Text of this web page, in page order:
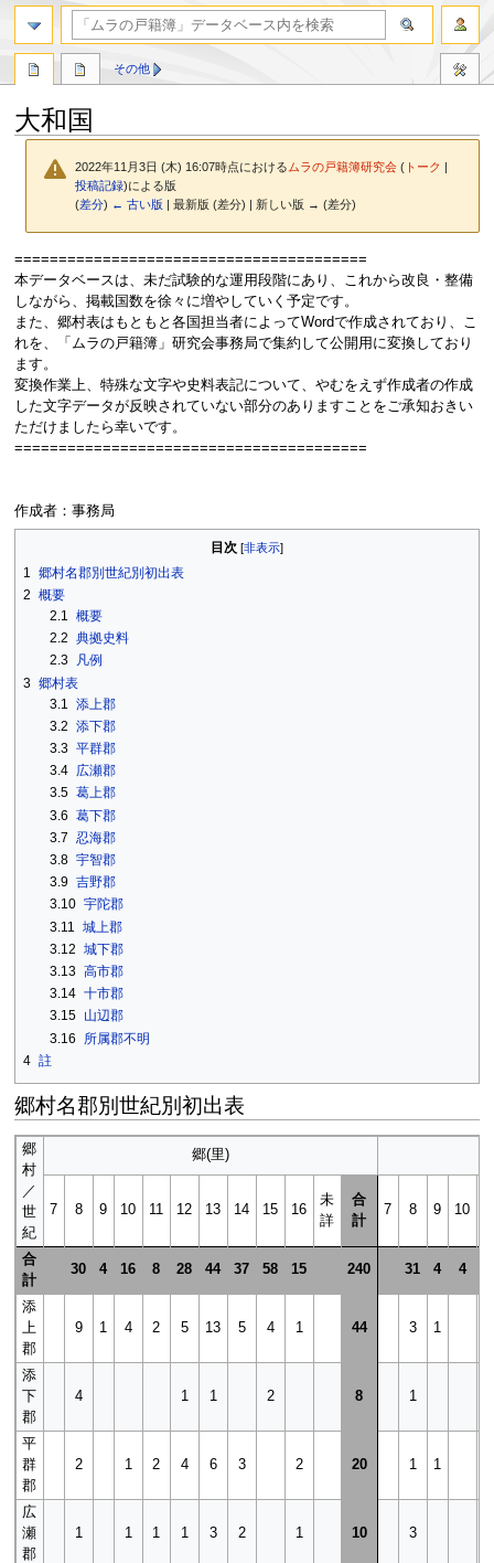
大和国
2022年11月3日 (木) 16:07時点における ムラの戸籍簿研究会 ( トーク |
投稿記録)による版
(差分) ← 古い版 | 最新版 (差分) | 新しい版 → (差分)
ナ
ビ
ゲ
ー
シ
ョ
ン
に
移
動
検
索
に
移
動
========================================
本データベースは、未だ試験的な運用段階にあり、これから改良・整備
しながら、掲載国数を徐々に増やしていく予定です。
また、郷村表はもともと各国担当者によってWordで作成されており、こ
れを、「ムラの戸籍簿」研究会事務局で集約して公開用に変換しており
ます。
変換作業上、特殊な文字や史料表記について、やむをえず作成者の作成
した文字データが反映されていない部分のありますことをご承知おきい
ただけましたら幸いです。
========================================
作成者：事務局
目次
1
郷村名郡別世紀別初出表
2 概要
2.1 概要
2.2 典拠史料
2.3 凡例
3 郷村表
3.1
添上郡
3.2 添下郡
3.3 平群郡
3.4 広瀬郡
3.5 葛上郡
3.6 葛下郡
3.7 忍海郡
3.8 宇智郡
3.9 吉野郡
3.10 宇陀郡
3.11
城上郡
3.12 城下郡
3.13 高市郡
3.14 十市郡
3.15 山辺郡
3.16
所属郡不明
4 註
郷村名郡別世紀別初出表
郷
村
／
世
紀
郷(里)
7 8 9 10 11 12 13 14 15 16
未
詳
合
計
7 8 9 10
合
計
30 4 16 8 28 44 37 58 15 240 31 4 4
添
上
郡
9 1 4 2 5 13 5 4 1 44 3 1
添
下
郡
4 1 1 2 8 1
平
群
郡
2 1 2 4 6 3 2 20 1 1
広
瀬
郡
1 1 1 1 3 2 1 10 3
その他
検索